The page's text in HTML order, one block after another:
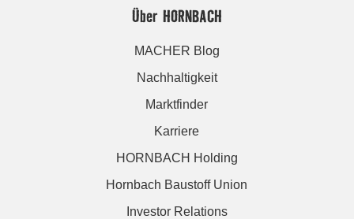
Über HORNBACH
MACHER Blog
Nachhaltigkeit
Marktfinder
Karriere
HORNBACH Holding
Hornbach Baustoff Union
Investor Relations